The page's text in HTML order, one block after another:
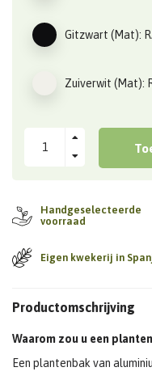
Gitzwart (Mat):
Zuiverwit (Mat):
Handgeselecteerde
voorraad
Eigen kwekerij in
Productomschrijving
Waarom zou u een
Een plantenbak van